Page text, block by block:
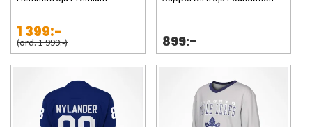
1 399:-
(ord. 1 999:-) 899:-